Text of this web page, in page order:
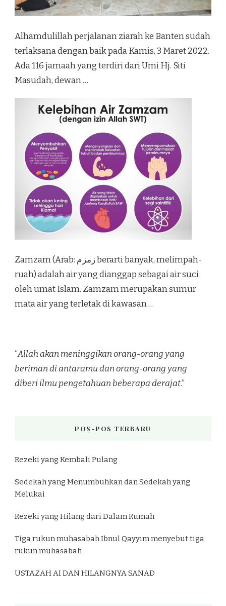
Alhamdulillah perjalanan ziarah ke Banten sudah
terlaksana dengan baik pada Kamis, 3 Maret 2022.
Ada 116 jamaah yang terdiri dari Umi Hj. Siti
Masudah, dewan …
Zamzam (Arab: زمزم‎ berarti banyak, melimpah-
ruah) adalah air yang dianggap sebagai air suci
oleh umat Islam. Zamzam merupakan sumur
mata air yang terletak di kawasan …
“Allah akan meninggikan orang-orang yang
beriman di antaramu dan orang-orang yang
diberi ilmu pengetahuan beberapa derajat.”
POS-POS TERBARU
Rezeki yang Kembali Pulang
Sedekah yang Menumbuhkan dan Sedekah yang
Melukai
Rezeki yang Hilang dari Dalam Rumah
Tiga rukun muhasabah Ibnul Qayyim menyebut tiga
rukun muhasabah
USTAZAH AI DAN HILANGNYA SANAD